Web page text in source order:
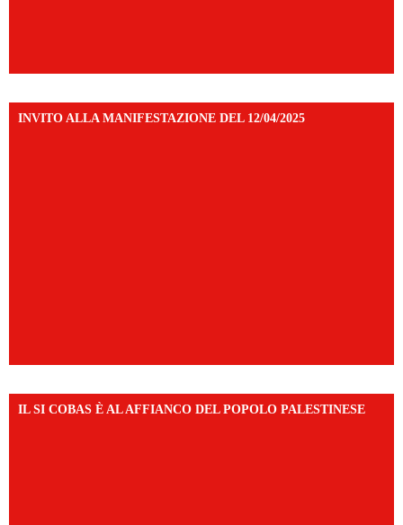
INVITO ALLA MANIFESTAZIONE DEL 12/04/2025
IL SI COBAS È AL AFFIANCO DEL POPOLO PALESTINESE